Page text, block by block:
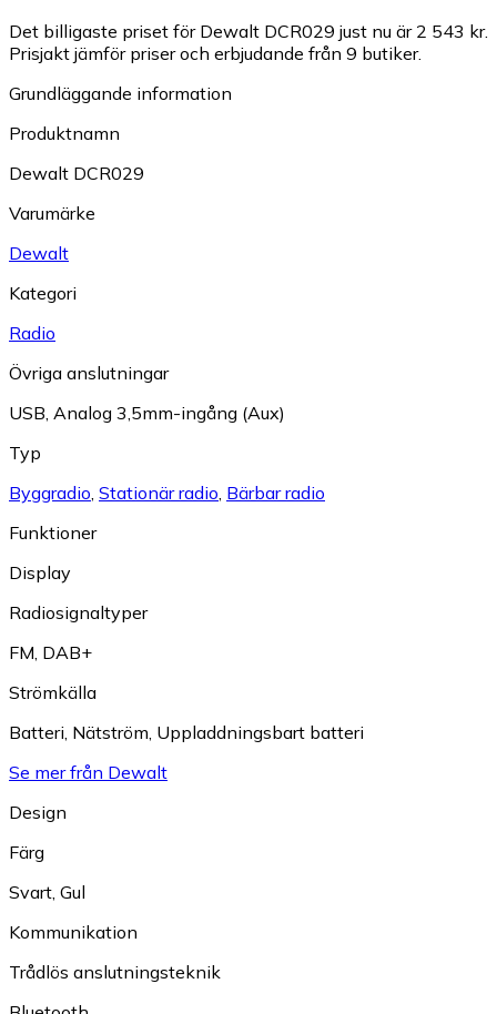
Det billigaste priset för Dewalt DCR029 just nu är 2 543 kr.
Prisjakt jämför priser och erbjudande från 9 butiker.
Grundläggande information
Produktnamn
Dewalt DCR029
Varumärke
Dewalt
Kategori
Radio
Övriga anslutningar
USB, Analog 3,5mm-ingång (Aux)
Typ
Byggradio, Stationär radio, Bärbar radio
Funktioner
Display
Radiosignaltyper
FM, DAB+
Strömkälla
Batteri, Nätström, Uppladdningsbart batteri
Se mer från Dewalt
Design
Färg
Svart, Gul
Kommunikation
Trådlös anslutningsteknik